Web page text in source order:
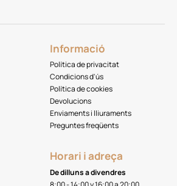
Informació
Política de privacitat
Condicions d'ús
Política de cookies
Devolucions
Enviaments i lliuraments
Preguntes freqüents
Horari i adreça
De dilluns a divendres